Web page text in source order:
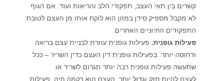
קשרים בין תאי העצב, תפקודי הלב והריאות ועוד. אם הגוף
לא מקבל מספיק סידן במזון הוא לוקח אותו מן העצם לטובת
התפקודים החיוניים האחרים.
פעילות גופנית. פעילות גופנית עוזרת לבניית עצם בריאה
ודחוסה יותר. בפעילות גופנית דין העצם כדין השריר – ככל
שתעשה פעילות גופנית רבה יותר תגרום לשריר או
לעצם להיות חזק וגדול יותר. העצם הוא רקמה חיה. פעילות